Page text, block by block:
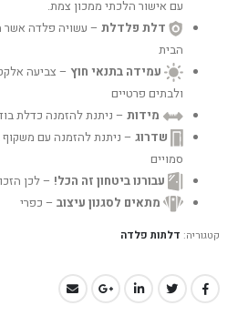
עם אישור הלכתי ממכון צמת.
דלת פלדלת – עשויה פלדה אשר
הבית
עמידה בתנאי חוץ – צביעה
ולבתים פרטיים
מידות – ניתנת להזמנה כדלת
שדרוג – ניתנת להזמנה עם משקוף
סמויים
עבורנו ביטחון זה הכל! – לכן
מתאים לסגנון עיצוב – כפרי
קטגוריה: דלתות פלדה